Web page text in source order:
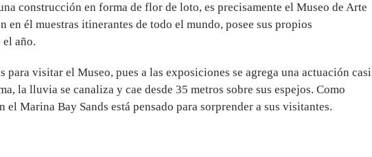
construcción en forma de flor de loto, es precisamente el Museo de Arte
en él muestras itinerantes de todo el mundo, posee sus propios
año.
visitar el Museo, pues a las exposiciones se agrega una actuación casi
la lluvia se canaliza y cae desde 35 metros sobre sus espejos. Como
el Marina Bay Sands está pensado para sorprender a sus visitantes.